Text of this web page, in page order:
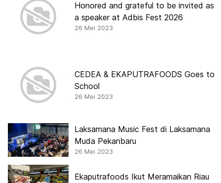
Honored and grateful to be invited as
a speaker at Adbis Fest 2026
26 Mei 2023
CEDEA & EKAPUTRAFOODS Goes to
School
26 Mei 2023
Laksamana Music Fest di Laksamana
Muda Pekanbaru
26 Mei 2023
Ekaputrafoods Ikut Meramaikan Riau